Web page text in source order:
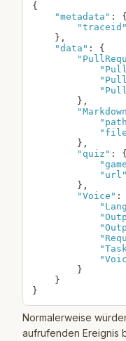
{
"metadata" :
{
"traceid"
} ,
"data" :
{
} ,
} ,
"quiz" :
{
"url"
} ,
"Voice" :
}
}
}
Normalerweise
aufrufenden Ereignis